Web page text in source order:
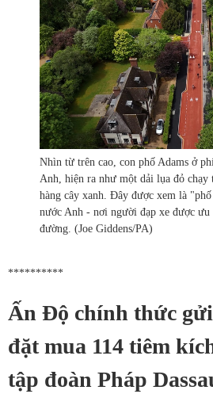
Nhìn từ trên cao, con phố Adams ở
Anh, hiện ra như một dải lụa đỏ chạy
hàng cây xanh. Đây được xem là
nước Anh - nơi người đạp xe được
đường. (Joe Giddens/PA)
**********
Ấn Độ chính thức
đặt mua 114 tiêm
tập đoàn Pháp